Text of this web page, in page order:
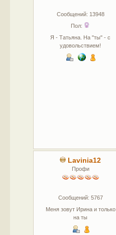
Сообщений: 13948
Пол:
Я - Татьяна. На "ты" - с
удовольствием!
Lavinia12
Профи
Сообщений: 5767
Меня зовут Ирина и только
на ты